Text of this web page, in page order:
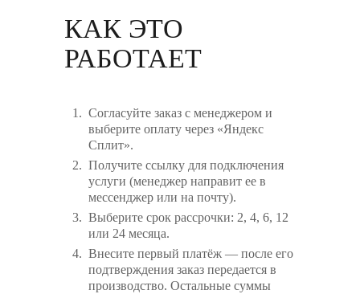
КАК ЭТО
РАБОТАЕТ
Согласуйте заказ с менеджером и
выберите оплату через «Яндекс
Сплит».
Получите ссылку для подключения
услуги (менеджер направит ее в
мессенджер или на почту).
Выберите срок рассрочки: 2, 4, 6, 12
или 24 месяца.
Внесите первый платёж — после его
подтверждения заказ передается в
производство. Остальные суммы